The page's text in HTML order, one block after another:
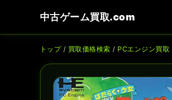
中古ゲーム買取.com
トップ/ 買取価格検索 / PCエンジン買取